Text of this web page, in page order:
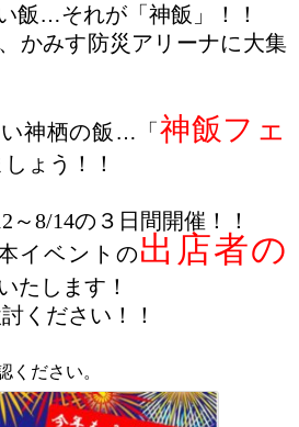
飯…それが「神飯」！！
、かみす防災アリーナに大集
神栖の飯…「神飯フェ
ょう！！
～8/14の３日間開催！！
イベントの出店者の
たします！
ください！！
ください。